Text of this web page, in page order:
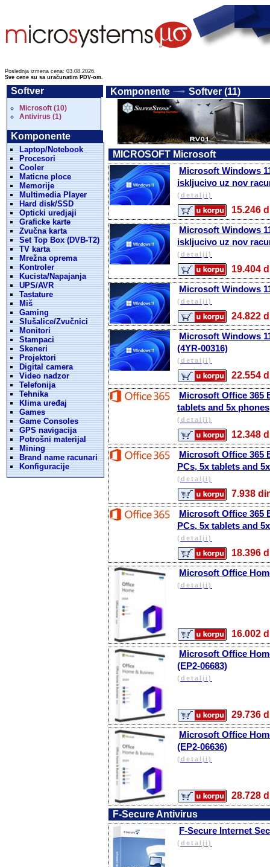
Poslednja izmena cena: 03.08.2026.
Sve cene su sa uračunatim PDV-om.
Softver
Microsoft (10)
Antivirus (1)
Komponente
Laptop/Notebook
Procesori
Cooler
Maticne ploce
Memorije
Multimedia Player
Hard disk/SSD
Opticki uredjaji
Graficke karte
Zvučna karta
Set Top Box (DVB-T2)
TV karta
Mrežna oprema
Kontroler
Kucista/Napajanja
UPS/AVR
Tastature
Miš
Gaming
Slušalice/Zvučnici
Monitori
Stampaci
Skeneri
Projektori
Digital camera
Video nadzor
Telefonija
Tehnika
Klima uređaj
Games
Game Consoles
GPS navigacija
Potrošni materijal
Mining
Brand name racunari
Konfiguracije
Komponente Softver (11)
MICROSOFT Microsoft
Microsoft Windows
iskljucivo uz nov
(detalji)
Microsoft Windows
iskljucivo uz nov
(detalji)
Microsoft Windows
(detalji)
Microsoft Windows
(4YR-00316)
(detalji)
Microsoft Office 365
tablets and 5x phones
(detalji)
Microsoft Office 365
PCs, 5x tablets and
(detalji)
7.938
Microsoft Office 365
PCs, 5x tablets and
(detalji)
Microsoft Office
(detalji)
Microsoft Office
(EP2-06683)
(detalji)
Microsoft Office
(EP2-06636)
(detalji)
F-Secure Antivirus
F-Secure Internet
(detalji)